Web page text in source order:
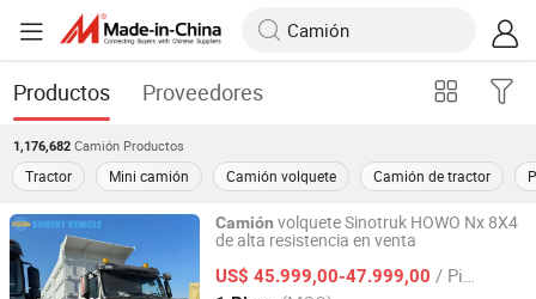
Productos Proveedores
1,176,682 Camión Productos
Tractor Mini camión Camión volquete Camión de tractor
Camión volquete Sinotruk HOWO Nx 8X4
de alta resistencia en venta
US$ 45.999,00-47.999,00 / Pieza
Xiamen Sunsky Vehicle Co., Ltd